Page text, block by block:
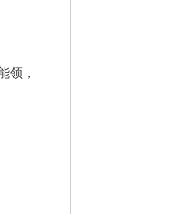
领，